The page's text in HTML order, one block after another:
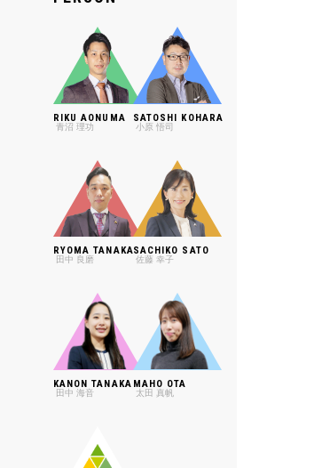
RIKU AONUMA
青沼 理功
SATOSHI KOHARA
小原 悟司
RYOMA TANAKA
田中 良磨
SACHIKO SATO
佐藤 幸子
KANON TANAKA
田中 海音
MAHO OTA
太田 真帆